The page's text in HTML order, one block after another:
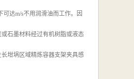
达m/s不用润滑油而工作。因
石墨材料经过有机树脂或液态
坩埚区域精炼容器支架夹具感